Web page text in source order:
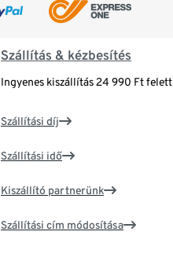
Szállítás & kézbesítés
Ingyenes kiszállítás 24 990 Ft felett
Szállítási díj
Szállítási idő
Kiszállító partnerünk
Szállítási cím módosítása